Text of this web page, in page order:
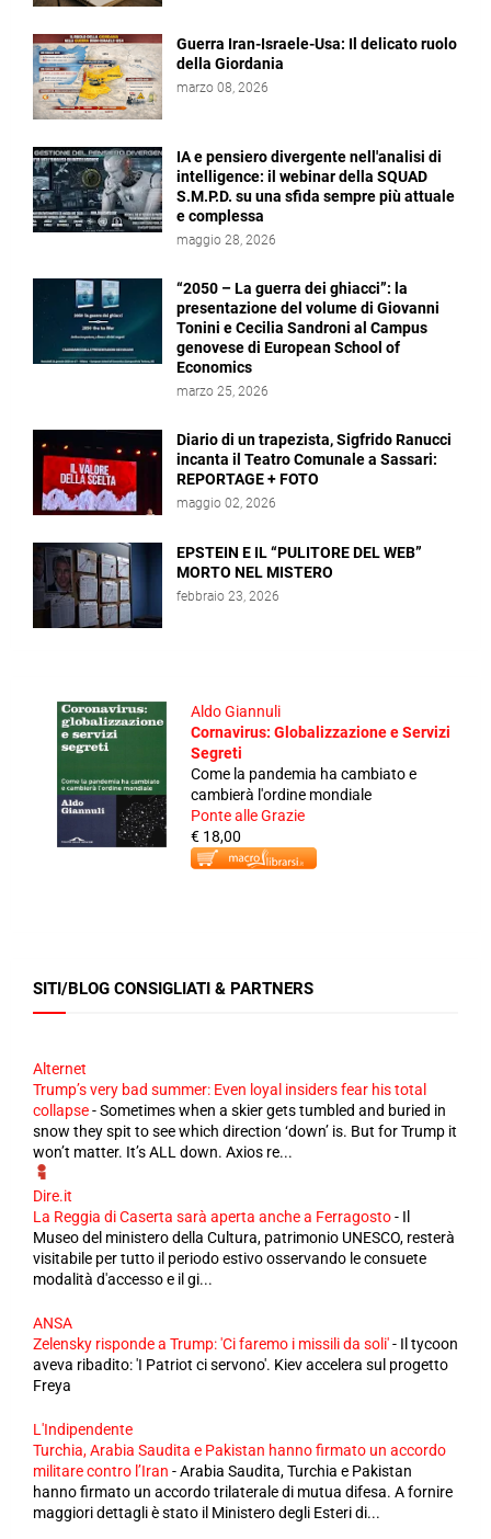
Guerra Iran-Israele-Usa: Il delicato ruolo
della Giordania
marzo 08, 2026
IA e pensiero divergente nell'analisi di
intelligence: il webinar della SQUAD
S.M.P.D. su una sfida sempre più attuale
e complessa
maggio 28, 2026
“2050 – La guerra dei ghiacci”: la
presentazione del volume di Giovanni
Tonini e Cecilia Sandroni al Campus
genovese di European School of
Economics
marzo 25, 2026
Diario di un trapezista, Sigfrido Ranucci
incanta il Teatro Comunale a Sassari:
REPORTAGE + FOTO
maggio 02, 2026
EPSTEIN E IL “PULITORE DEL WEB”
MORTO NEL MISTERO
febbraio 23, 2026
Aldo Giannuli
Cornavirus: Globalizzazione e Servizi
Segreti
Come la pandemia ha cambiato e
cambierà l'ordine mondiale
Ponte alle Grazie
€ 18,00
SITI/BLOG CONSIGLIATI & PARTNERS
Alternet
Trump’s very bad summer: Even loyal insiders fear his total
collapse-Sometimes when a skier gets tumbled and buried in
snow they spit to see which direction ‘down’ is. But for Trump it
won’t matter. It’s ALL down. Axios re...
Dire.it
La Reggia di Caserta sarà aperta anche a Ferragosto- Il
Museo del ministero della Cultura, patrimonio UNESCO, resterà
visitabile per tutto il periodo estivo osservando le consuete
modalità d'accesso e il gi...
ANSA
Zelensky risponde a Trump: 'Ci faremo i missili da soli'- Il tycoon
aveva ribadito: 'I Patriot ci servono'. Kiev accelera sul progetto
Freya
L'Indipendente
Turchia, Arabia Saudita e Pakistan hanno firmato un accordo
militare contro l’Iran -Arabia Saudita, Turchia e Pakistan
hanno firmato un accordo trilaterale di mutua difesa. A fornire
maggiori dettagli è stato il Ministero degli Esteri di...